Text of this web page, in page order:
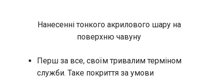
Нанесенні тонкого акрилового шару на
поверхню чавуну
Перш за все, своїм тривалим терміном
служби. Таке покриття за умови